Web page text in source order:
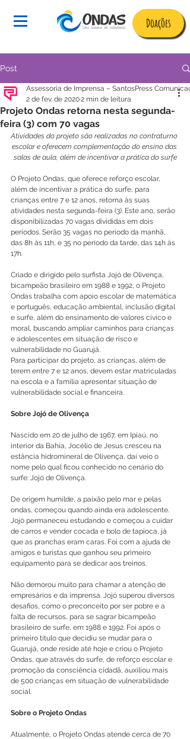
Doações
Post
Projeto Ondas retorna nesta segunda-
feira (3) com 70 vagas
Assessoria de Imprensa – SantosPress
2 de fev. de 20202 min de leitura
Atividades do projeto são realizadas no contraturno
escolar e oferecem complementação do ensino das
salas de aula, além de incentivar a prática do surfe
O Projeto Ondas, que oferece reforço escolar,
além de incentivar a prática do surfe, para
crianças entre 7 e 12 anos, retorna às suas
atividades nesta segunda-feira (3). Este ano, serão
disponibilizadas 70 vagas divididas em dois
períodos. Serão 35 vagas no período da manhã,
das 8h às 11h, e 35 no período da tarde, das 14h às
17h.
Criado e dirigido pelo surfista Jojó de Olivença,
bicampeão brasileiro em 1988 e 1992, o Projeto
Ondas trabalha com apoio escolar de matemática
e português, educação ambiental, inclusão digital
e surfe, além do ensinamento de valores cívico e
moral, buscando ampliar caminhos para crianças
e adolescentes em situação de risco e
vulnerabilidade no Guarujá.
Para participar do projeto, as crianças, além de
terem entre 7 e 12 anos, devem estar matriculadas
na escola e a família apresentar situação de
vulnerabilidade social e financeira.
Sobre Jojó de Olivença
Nascido em 20 de julho de 1967, em Ipiaú, no
interior da Bahia, Jocélio de Jesus cresceu na
estância hidromineral de Olivença, daí veio o
nome pelo qual ficou conhecido no cenário do
surfe: Jojó de Olivença.
De origem humilde, a paixão pelo mar e pelas
ondas, começou quando ainda era adolescente.
Jojó permaneceu estudando e começou a cuidar
de carros e vender cocada e bolo de tapioca, já
que as pranchas eram caras. Foi com a ajuda de
amigos e turistas que ganhou seu primeiro
equipamento para se dedicar aos treinos.
Não demorou muito para chamar a atenção de
empresários e da imprensa. Jojó superou diversos
desafios, como o preconceito por ser pobre e a
falta de recursos, para se sagrar bicampeão
brasileiro de surfe, em 1988 e 1992. Foi após o
primeiro título que decidiu se mudar para o
Guarujá, onde reside até hoje e criou o Projeto
Ondas, que através do surfe, de reforço escolar e
promoção da consciência cidadã, auxiliou mais
de 500 crianças em situação de vulnerabilidade
social.
Sobre o Projeto Ondas
Atualmente, o Projeto Ondas atende cerca de 70